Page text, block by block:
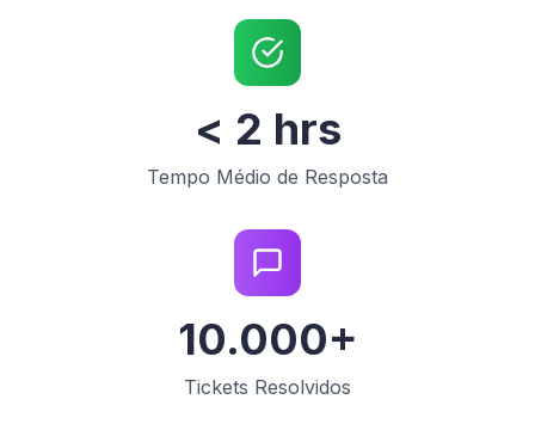
< 2 hrs
Tempo Médio de Resposta
10.000+
Tickets Resolvidos